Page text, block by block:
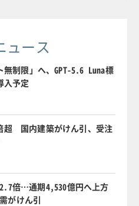
ュース
無制限」へ、GPT-5.6 Luna標
入予定
超 国内建築がけん引、受注
倍…通期4,530億円へ上方
がけん引